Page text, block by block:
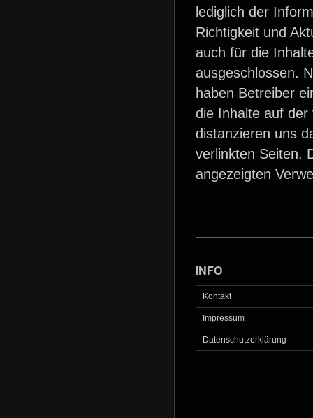
lediglich der
Richtigkeit und
auch für die
ausgeschlossen.
haben Betreiber
die Inhalte auf
distanzieren uns
verlinkten Seiten.
angezeigten
INFO
Kontakt
Impressum
Datenschutzerklärung